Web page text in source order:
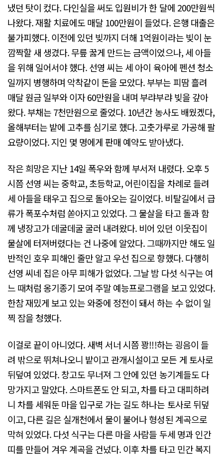
냈던 탓이 컸다. 다인실을 써도 입원비가 한 달에 200만원씩
나왔다. 재활 치료에도 매달 100만원이 들었다. 은행 대출은
불가피했다. 이전에 있던 빚까지 더해 1억원이라는 빚이 눈
깜짝할 새 생겼다. 무릎 꿇게 만드는 금액이었으나, 세 아들
을 위해 일어서야 했다. 선영 씨는 세 아이 육아에 펜션 청소
일까지 병행하며 악착같이 돈을 모았다. 부부는 피땀 흘려
매달 원금 일부와 이자 60만원을 내며 부랴부랴 빚을 갚아
왔다. 부채는 7천만원으로 줄었다. 10년간 농사도 배웠겠다,
올해부터는 밭에 고추를 심기로 했다. 고춧가루로 가공해 팔
요량이었다. 지인 몇 명에게 판매 예약도 받아냈다.
작은 희망은 지난 14일 폭우와 함께 부서져 내렸다. 오후 5
시쯤 선영 씨는 중학교, 초등학교, 어린이집을 차례로 들려
세 아들을 태우고 집으로 돌아오는 길이었다. 비탈길에서 급
류가 폭포수처럼 쏟아지고 있었다. 그 물살을 타고 돌과 함
께 냉장고가 데굴데굴 굴러 내려왔다. 비어 있던 이웃집이
물살에 터져버렸다는 건 나중에 알았다. 그때까지만 해도 일
반적인 호우 피해인 줄만 알고 우선 집으로 향했다. 다행히
선영 씨네 집은 아무 피해가 없었다. 그날 밤 다섯 식구는 여
느 때처럼 옹기종기 모여 주말 예능프로그램을 보고 있었다.
한참 재밌게 보고 있는 와중에 정전이 돼서 하는 수 없이 일
찍 잠을 청했다.
이걸로 끝이 아니었다. 새벽 서너 시쯤 꽝!!!하는 굉음이 들
려 밖으로 뛰쳐나오니 밭이고 관개시설이고 모든 게 토사로
뒤덮여 있었다. 창고도 무너져 그 안에 있던 농기계들도 다
망가지고 말았다. 스마트폰도 안 되고, 차를 타고 대피하려
니 차를 세워둔 마을 입구로 가는 길도 하나는 토사로 뒤덮
이고, 다른 길은 실개천에서 물이 불어나 형성된 계곡으로
막혀 있었다. 다섯 식구는 다른 마을 사람들 두세 명과 인간
띠를 만들어 겨우 계곡을 건넜다. 이후 차를 타고 민간 복지